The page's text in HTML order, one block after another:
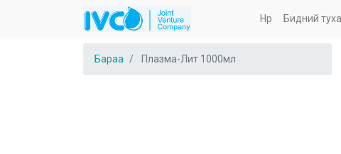
Нүүр Бидний
Бараа Плазма-Лит 1000мл